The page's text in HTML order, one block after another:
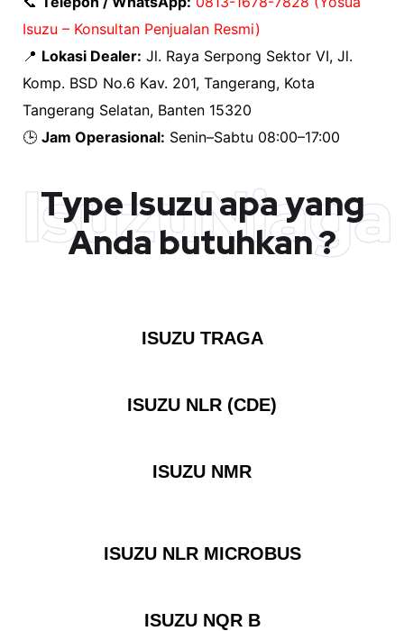
Isuzu – Konsultan Penjualan Resmi)
📍 Lokasi Dealer: Jl. Raya Serpong Sektor VI, Jl.
Komp. BSD No.6 Kav. 201, Tangerang, Kota
Tangerang Selatan, Banten 15320
🕒 Jam Operasional: Senin–Sabtu 08:00–17:00
IsuzuNiaga
Type Isuzu apa yang
Anda butuhkan ?
ISUZU TRAGA
ISUZU NLR (CDE)
ISUZU NMR
ISUZU NLR MICROBUS
ISUZU NQR B